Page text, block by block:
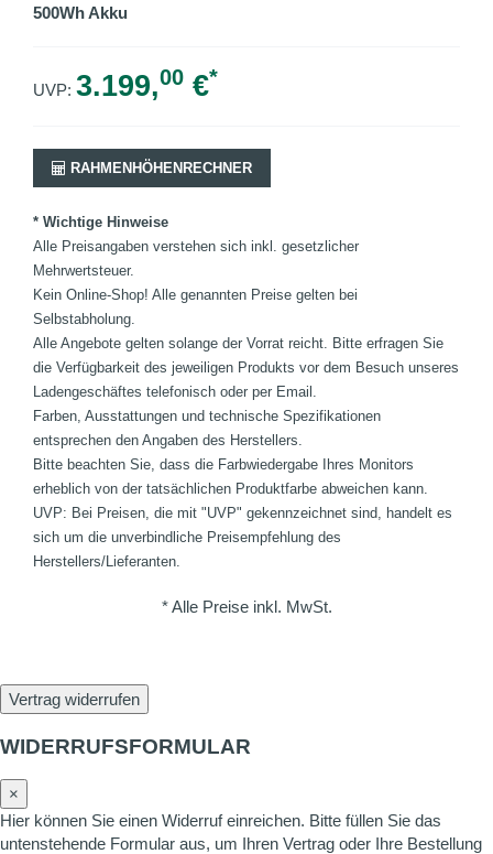
500Wh Akku
UVP: 3.199,00 €*
RAHMENHÖHENRECHNER
* Wichtige Hinweise
Alle Preisangaben verstehen sich inkl. gesetzlicher
Mehrwertsteuer.
Kein Online-Shop! Alle genannten Preise gelten bei
Selbstabholung.
Alle Angebote gelten solange der Vorrat reicht. Bitte erfragen Sie
die Verfügbarkeit des jeweiligen Produkts vor dem Besuch unseres
Ladengeschäftes telefonisch oder per Email.
Farben, Ausstattungen und technische Spezifikationen
entsprechen den Angaben des Herstellers.
Bitte beachten Sie, dass die Farbwiedergabe Ihres Monitors
erheblich von der tatsächlichen Produktfarbe abweichen kann.
UVP: Bei Preisen, die mit "UVP" gekennzeichnet sind, handelt es
sich um die unverbindliche Preisempfehlung des
Herstellers/Lieferanten.
* Alle Preise inkl. MwSt.
Vertrag widerrufen
WIDERRUFSFORMULAR
×
Hier können Sie einen Widerruf einreichen. Bitte füllen Sie das
untenstehende Formular aus, um Ihren Vertrag oder Ihre Bestellung